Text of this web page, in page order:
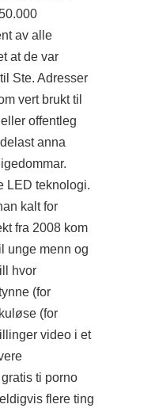
av alle
at de var
Ste. Adresser
vert brukt til
offentleg
anna
LED teknologi.
kalt for
fra 2008 kom
unge menn og
hvor
(for
(for
video i et
ti porno
flere ting